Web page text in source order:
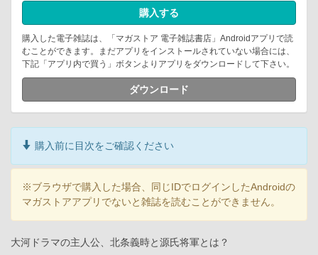
購入する
購入した電子雑誌は、「マガストア 電子雑誌書店」Androidアプリで読
むことができます。まだアプリをインストールされていない場合には、
下記「アプリ内で買う」ボタンよりアプリをダウンロードして下さい。
ダウンロード
購入前に目次をご確認ください
※ブラウザで購入した場合、同じIDでログインしたAndroidの
マガストアアプリでないと雑誌を読むことができません。
大河ドラマの主人公、北条義時と源氏将軍とは？